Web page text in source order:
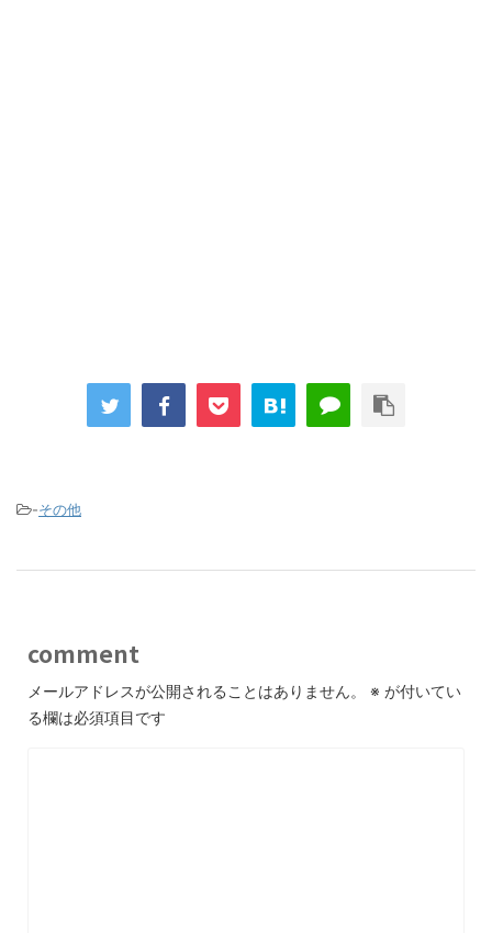
-その他
comment
メールアドレスが公開されることはありません。 ※ が付いてい
る欄は必須項目です